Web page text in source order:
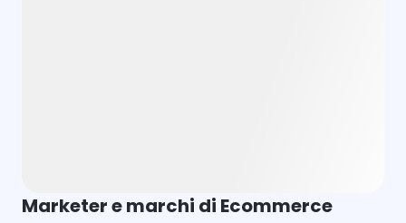
Marketer e marchi di Ecommerce